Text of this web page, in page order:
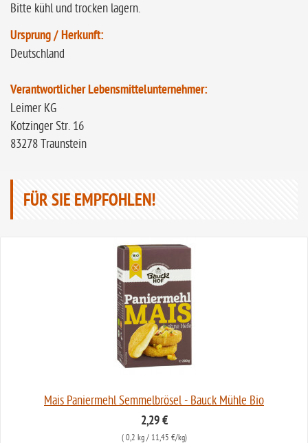
Bitte kühl und trocken lagern.
Ursprung / Herkunft:
Deutschland
Verantwortlicher Lebensmittelunternehmer:
Leimer KG
Kotzinger Str. 16
83278 Traunstein
FÜR SIE EMPFOHLEN!
Mais Paniermehl Semmelbrösel - Bauck Mühle Bio
2,29 €
( 0,2 kg/ 11,45 €/kg)